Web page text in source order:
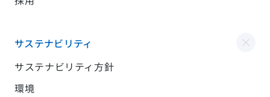
サステナビリティ
サステナビリティ方針
環境